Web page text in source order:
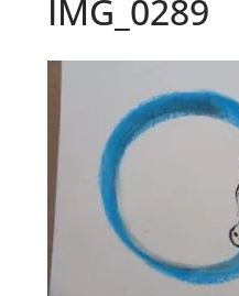
IMG_0289